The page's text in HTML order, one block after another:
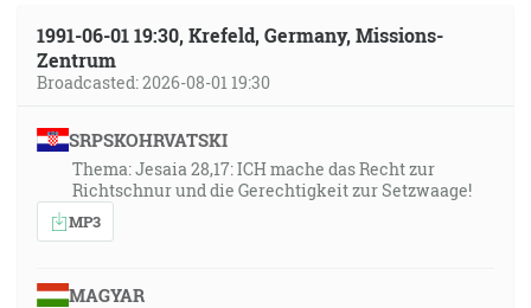
1991-06-01 19:30, Krefeld, Germany, Missions-
Zentrum
Broadcasted: 2026-08-01 19:30
SRPSKOHRVATSKI
Thema: Jesaia 28,17: ICH mache das Recht zur
Richtschnur und die Gerechtigkeit zur Setzwaage!
MP3
MAGYAR